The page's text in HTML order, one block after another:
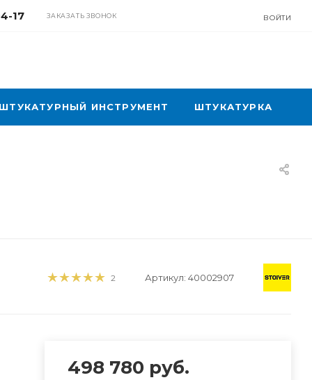
17 ЗАКАЗАТЬ ЗВОНОК ВОЙТИ
ШТУКАТУРНЫЙ ИНСТРУМЕНТ ШТУКАТУРКА
2 Артикул: 40002907
498 780 руб.